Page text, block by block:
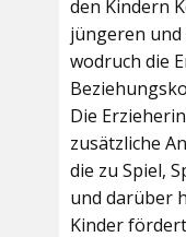
den Kindern
jüngeren
wodruch die
Die
zusätzliche
die zu Spiel,
und darüber
Kinder